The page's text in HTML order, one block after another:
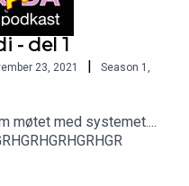
- del 1
23, 2021 | Season 1
møtet med systemet....